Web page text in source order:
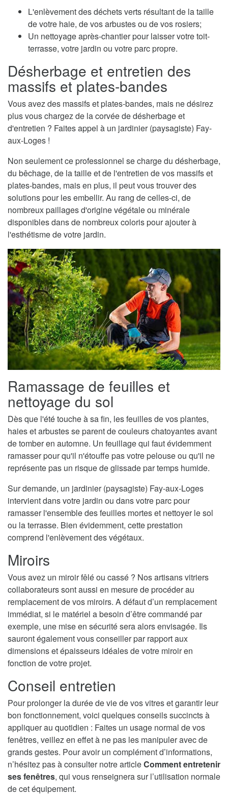
L'enlèvement des déchets verts résultant de la taille
de votre haie, de vos arbustes ou de vos rosiers;
Un nettoyage après-chantier pour laisser votre toit-
terrasse, votre jardin ou votre parc propre.
Désherbage et entretien des
massifs et plates-bandes
Vous avez des massifs et plates-bandes, mais ne désirez
plus vous chargez de la corvée de désherbage et
d'entretien ? Faites appel à un jardinier (paysagiste) Fay-
aux-Loges !
Non seulement ce professionnel se charge du désherbage,
du bêchage, de la taille et de l'entretien de vos massifs et
plates-bandes, mais en plus, il peut vous trouver des
solutions pour les embellir. Au rang de celles-ci, de
nombreux paillages d'origine végétale ou minérale
disponibles dans de nombreux coloris pour ajouter à
l'esthétisme de votre jardin.
Ramassage de feuilles et
nettoyage du sol
Dès que l'été touche à sa fin, les feuilles de vos plantes,
haies et arbustes se parent de couleurs chatoyantes avant
de tomber en automne. Un feuillage qui faut évidemment
ramasser pour qu'il n'étouffe pas votre pelouse ou qu'il ne
représente pas un risque de glissade par temps humide.
Sur demande, un jardinier (paysagiste) Fay-aux-Loges
intervient dans votre jardin ou dans votre parc pour
ramasser l'ensemble des feuilles mortes et nettoyer le sol
ou la terrasse. Bien évidemment, cette prestation
comprend l'enlèvement des végétaux.
Miroirs
Vous avez un miroir fêlé ou cassé ? Nos artisans vitriers
collaborateurs sont aussi en mesure de procéder au
remplacement de vos miroirs. A défaut d’un remplacement
immédiat, si le matériel a besoin d’être commandé par
exemple, une mise en sécurité sera alors envisagée. Ils
sauront également vous conseiller par rapport aux
dimensions et épaisseurs idéales de votre miroir en
fonction de votre projet.
Conseil entretien
Pour prolonger la durée de vie de vos vitres et garantir leur
bon fonctionnement, voici quelques conseils succincts à
appliquer au quotidien : Faites un usage normal de vos
fenêtres, veillez en effet à ne pas les manipuler avec de
grands gestes. Pour avoir un complément d’informations,
n’hésitez pas à consulter notre articleComment entretenir
ses fenêtres, qui vous renseignera sur l’utilisation normale
de cet équipement.